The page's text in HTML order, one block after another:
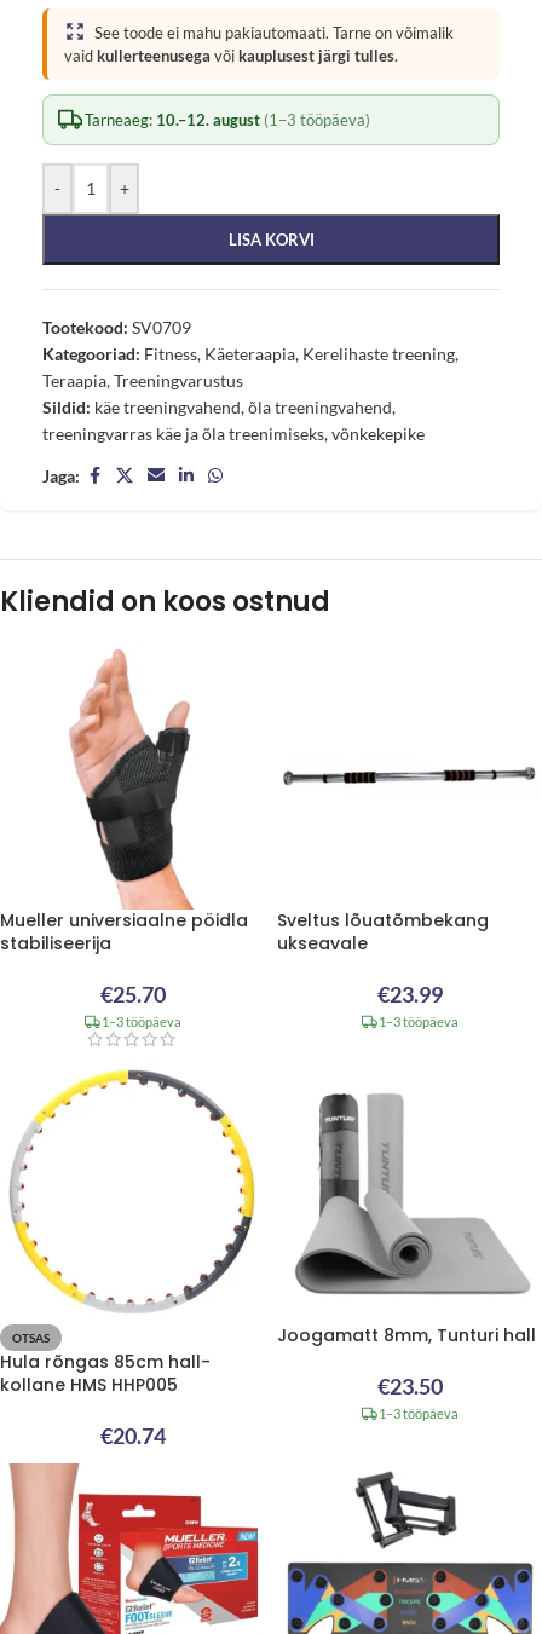
See toode ei mahu pakiautomaati. Tarne on võimalik
vaidkullerteenusega võikauplusest järgi tulles.
Tarneaeg: 10.–12. august (1–3 tööpäeva)
- +
LISA KORVI
Tootekood: SV0709
Kategooriad: Fitness, Käeteraapia, Kerelihaste treening,
Teraapia,Treeningvarustus
Sildid: käe treeningvahend,õla treeningvahend,
treeningvarras käe ja õla treenimiseks,võnkekepike
Jaga:
Kliendid on koos ostnud
Mueller universiaalne pöidla
stabiliseerija
€25.70
1–3 tööpäeva
Sveltus lõuatõmbekang
ukseavale
€23.99
1–3 tööpäeva
OTSAS
Hula rõngas 85cm hall-
kollane HMS HHP005
€20.74
Joogamatt 8mm, Tunturi hall
€23.50
1–3 tööpäeva